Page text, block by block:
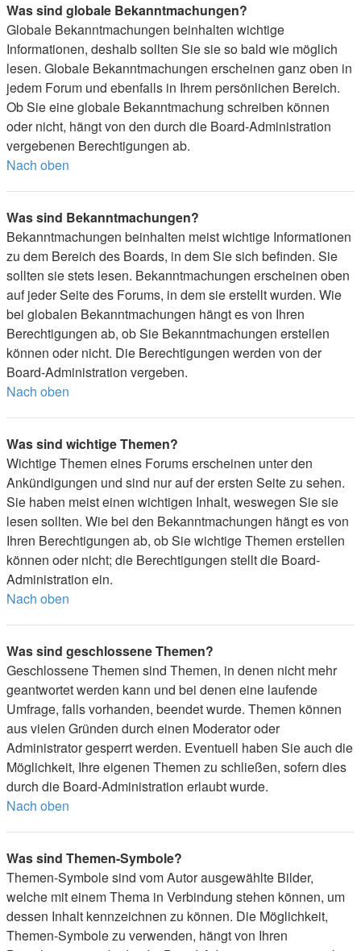
Was sind globale Bekanntmachungen?
Globale Bekanntmachungen beinhalten wichtige
Informationen, deshalb sollten Sie sie so bald wie möglich
lesen. Globale Bekanntmachungen erscheinen ganz oben in
jedem Forum und ebenfalls in Ihrem persönlichen Bereich.
Ob Sie eine globale Bekanntmachung schreiben können
oder nicht, hängt von den durch die Board-Administration
vergebenen Berechtigungen ab.
Nach oben
Was sind Bekanntmachungen?
Bekanntmachungen beinhalten meist wichtige Informationen
zu dem Bereich des Boards, in dem Sie sich befinden. Sie
sollten sie stets lesen. Bekanntmachungen erscheinen oben
auf jeder Seite des Forums, in dem sie erstellt wurden. Wie
bei globalen Bekanntmachungen hängt es von Ihren
Berechtigungen ab, ob Sie Bekanntmachungen erstellen
können oder nicht. Die Berechtigungen werden von der
Board-Administration vergeben.
Nach oben
Was sind wichtige Themen?
Wichtige Themen eines Forums erscheinen unter den
Ankündigungen und sind nur auf der ersten Seite zu sehen.
Sie haben meist einen wichtigen Inhalt, weswegen Sie sie
lesen sollten. Wie bei den Bekanntmachungen hängt es von
Ihren Berechtigungen ab, ob Sie wichtige Themen erstellen
können oder nicht; die Berechtigungen stellt die Board-
Administration ein.
Nach oben
Was sind geschlossene Themen?
Geschlossene Themen sind Themen, in denen nicht mehr
geantwortet werden kann und bei denen eine laufende
Umfrage, falls vorhanden, beendet wurde. Themen können
aus vielen Gründen durch einen Moderator oder
Administrator gesperrt werden. Eventuell haben Sie auch die
Möglichkeit, Ihre eigenen Themen zu schließen, sofern dies
durch die Board-Administration erlaubt wurde.
Nach oben
Was sind Themen-Symbole?
Themen-Symbole sind vom Autor ausgewählte Bilder,
welche mit einem Thema in Verbindung stehen können, um
dessen Inhalt kennzeichnen zu können. Die Möglichkeit,
Themen-Symbole zu verwenden, hängt von Ihren